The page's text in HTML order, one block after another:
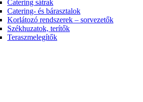
Catering sátrak
Catering- és bárasztalok
Korlátozó rendszerek – sorvezetők
Székhuzatok, terítők
Teraszmelegítők